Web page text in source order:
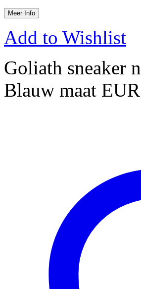
Meer Info
Add to Wishlist
Goliath sneaker
Blauw maat